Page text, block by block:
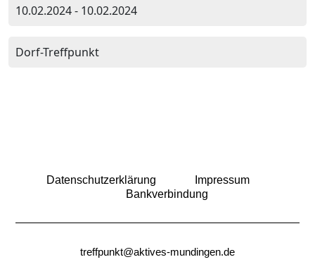
10.02.2024 - 10.02.2024
Dorf-Treffpunkt
Datenschutzerklärung
Impressum
Bankverbindung
treffpunkt@aktives-mundingen.de